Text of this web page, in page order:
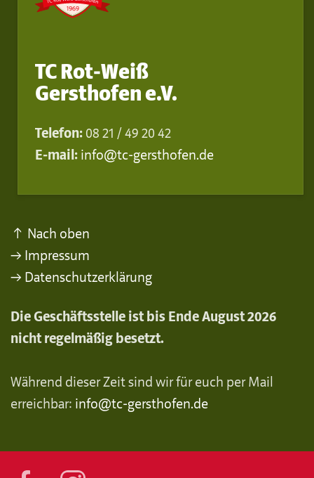
TC Rot-Weiß
Gersthofen e.V.
Telefon: 08 21 / 49 20 42
E-mail: info@tc-gersthofen.de
↑ Nach oben
→ Impressum
→ Datenschutzerklärung
Die Geschäftsstelle ist bis Ende August 2026
nicht regelmäßig besetzt.
Während dieser Zeit sind wir für euch per Mail
erreichbar: info@tc-gersthofen.de